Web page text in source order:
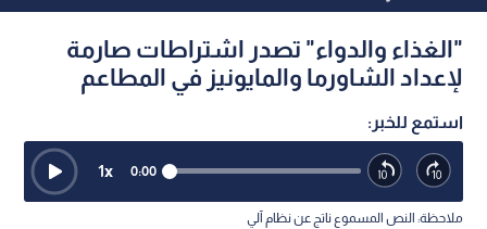
"الغذاء والدواء" تصدر اشتراطات صارمة
لإعداد الشاورما والمايونيز في المطاعم
استمع للخبر:
0:00
1x
ملاحظة: النص المسموع ناتج عن نظام آلي